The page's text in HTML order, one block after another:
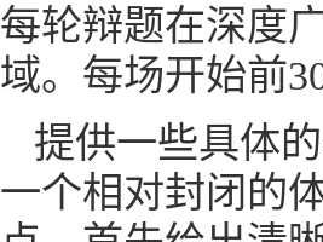
每轮辩题在深度
域。每场开始前
提供一些具体
一个相对封闭的